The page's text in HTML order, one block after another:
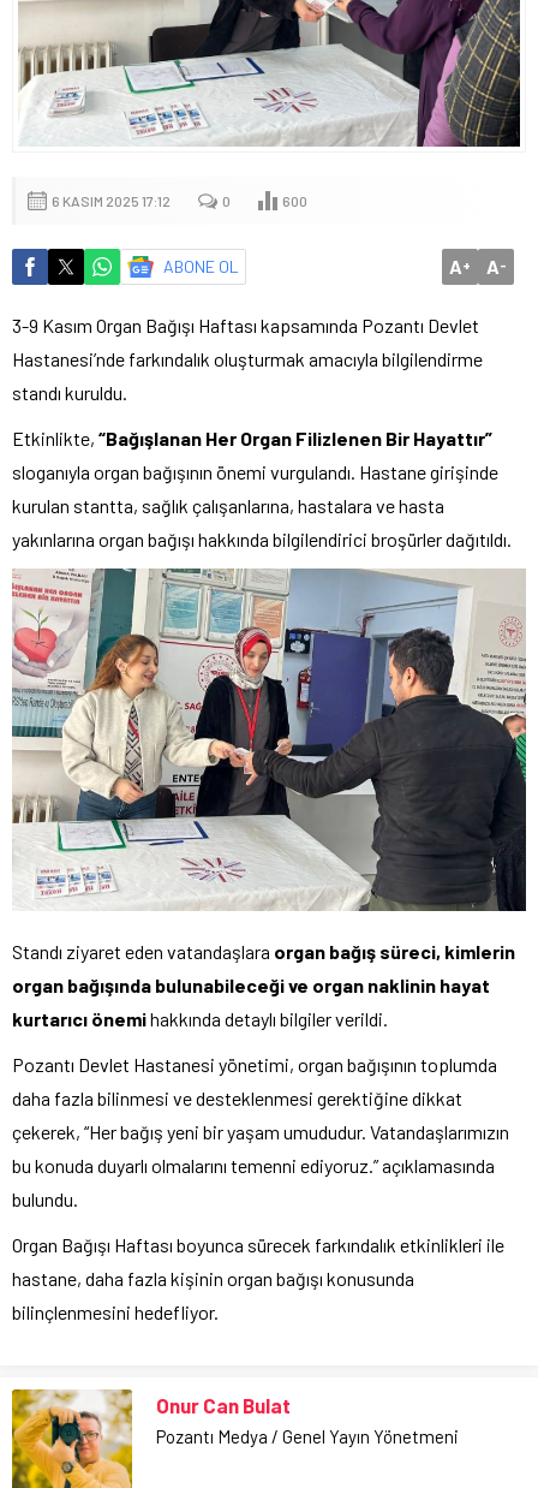
6 KASIM 2025 17:12 0 600
ABONE OL A+ A-
3-9 Kasım Organ Bağışı Haftası kapsamında Pozantı Devlet
Hastanesi’nde farkındalık oluşturmak amacıyla bilgilendirme
standı kuruldu.
Etkinlikte, “Bağışlanan Her Organ Filizlenen Bir Hayattır”
sloganıyla organ bağışının önemi vurgulandı. Hastane girişinde
kurulan stantta, sağlık çalışanlarına, hastalara ve hasta
yakınlarına organ bağışı hakkında bilgilendirici broşürler dağıtıldı.
Standı ziyaret eden vatandaşlara organ bağış süreci, kimlerin
organ bağışında bulunabileceği ve organ naklinin hayat
kurtarıcı önemihakkında detaylı bilgiler verildi.
Pozantı Devlet Hastanesi yönetimi, organ bağışının toplumda
daha fazla bilinmesi ve desteklenmesi gerektiğine dikkat
çekerek, “Her bağış yeni bir yaşam umududur. Vatandaşlarımızın
bu konuda duyarlı olmalarını temenni ediyoruz.” açıklamasında
bulundu.
Organ Bağışı Haftası boyunca sürecek farkındalık etkinlikleri ile
hastane, daha fazla kişinin organ bağışı konusunda
bilinçlenmesini hedefliyor.
Onur Can Bulat
Pozantı Medya / Genel Yayın Yönetmeni